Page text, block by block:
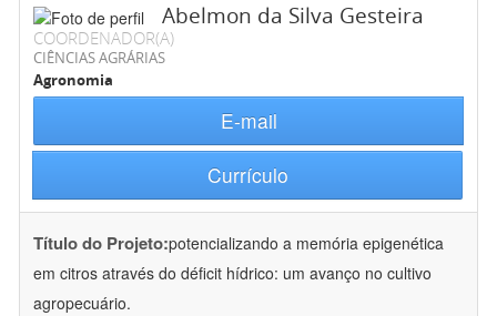
Abelmon da Silva Gesteira
COORDENADOR(A)
CIÊNCIAS AGRÁRIAS
Agronomia
E-mail
Currículo
Título do Projeto:potencializando a memória epigenética
em citros através do déficit hídrico: um avanço no cultivo
agropecuário.